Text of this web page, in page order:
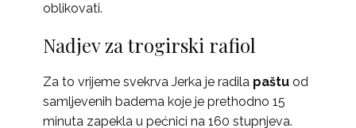
oblikovati.
Nadjev za trogirski rafiol
Za to vrijeme svekrva Jerka je radila paštu od
samljevenih badema koje je prethodno 15
minuta zapekla u pećnici na 160 stupnjeva.